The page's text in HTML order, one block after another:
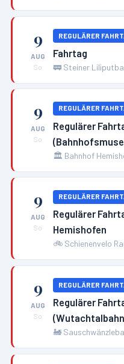
9
AUG
So
REGULÄRER
Fahrtag
🚃 Steiner
9
AUG
So
REGULÄRER
Regulärer
🏛️ Bahnhof
9
AUG
So
REGULÄRER
Regulärer
Hemishofen
🚲 Schienenvelo
9
AUG
So
REGULÄRER
Regulärer
🚂